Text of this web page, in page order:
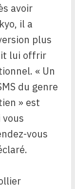
avoir
il a
plus
lui offrir
« Un
du genre
» est
vous